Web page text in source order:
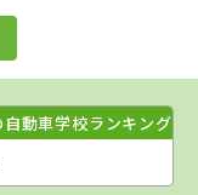
動車学校ランキング